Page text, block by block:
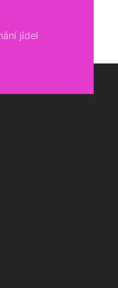
jídel